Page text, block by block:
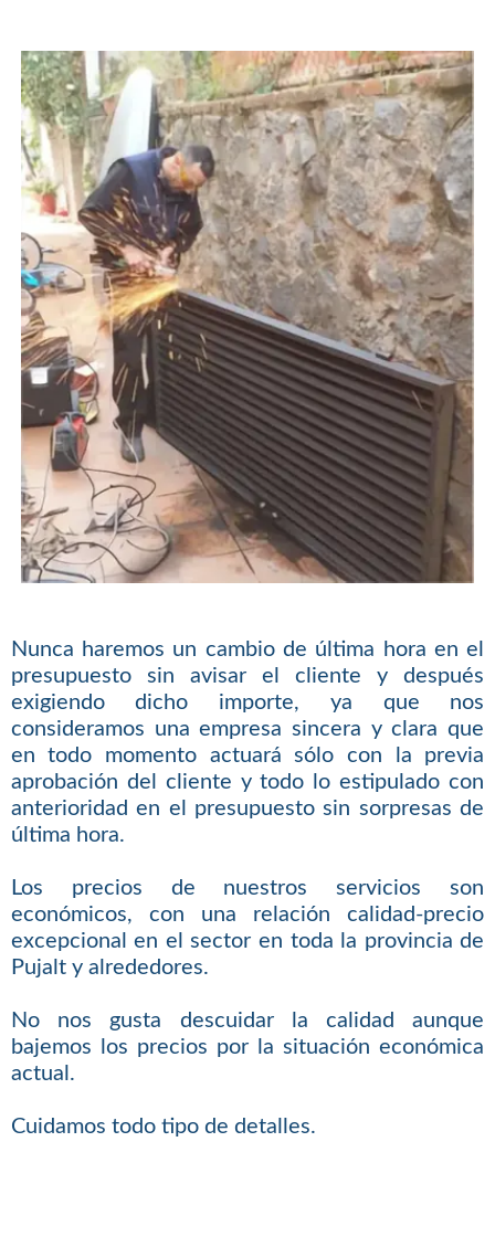
Nunca haremos un cambio de última hora en el
presupuesto sin avisar el cliente y después
exigiendo dicho importe, ya que nos
consideramos una empresa sincera y clara que
en todo momento actuará sólo con la previa
aprobación del cliente y todo lo estipulado con
anterioridad en el presupuesto sin sorpresas de
última hora.
Los precios de nuestros servicios son
económicos, con una relación calidad-precio
excepcional en el sector en toda la provincia de
Pujalt y alrededores.
No nos gusta descuidar la calidad aunque
bajemos los precios por la situación económica
actual.
Cuidamos todo tipo de detalles.